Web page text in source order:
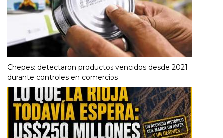
Chepes: detectaron productos vencidos desde 2021
durante controles en comercios